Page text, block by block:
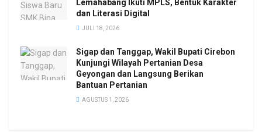
Lemahabang Ikuti MPLS, Bentuk Karakter
dan Literasi Digital
JULI 18, 2026
Sigap dan Tanggap, Wakil Bupati Cirebon
Kunjungi Wilayah Pertanian Desa
Geyongan dan Langsung Berikan
Bantuan Pertanian
AGUSTUS 1, 2026